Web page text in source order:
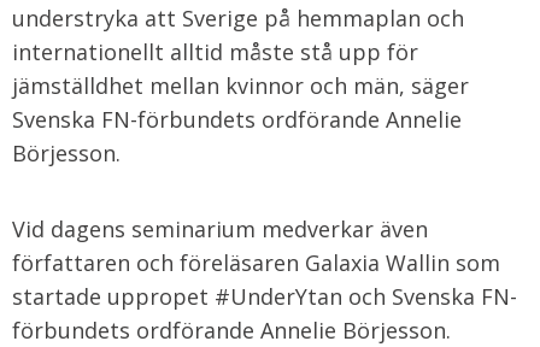
understryka att Sverige på hemmaplan och
internationellt alltid måste stå upp för
jämställdhet mellan kvinnor och män, säger
Svenska FN-förbundets ordförande Annelie
Börjesson.
Vid dagens seminarium medverkar även
författaren och föreläsaren Galaxia Wallin som
startade uppropet #UnderYtan och Svenska FN-
förbundets ordförande Annelie Börjesson.